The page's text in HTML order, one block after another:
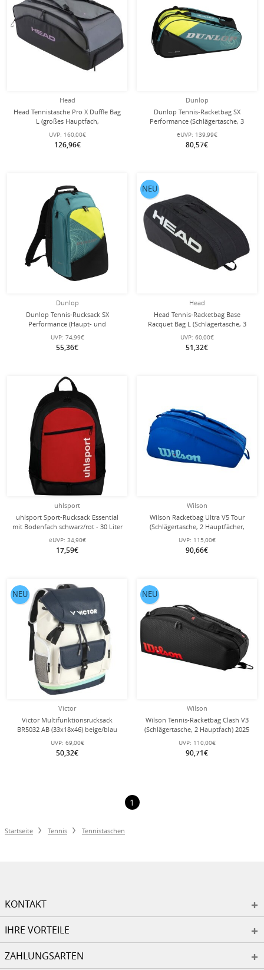
Head
Head Tennistasche Pro X Duffle Bag
L (großes Hauptfach,
Schläger+Schuhfach) 2025
schwarz/dunkelgrau
UVP: 160,00€
126,96€
Dunlop
Dunlop Tennis-Racketbag SX
Performance (Schlägertasche, 3
Hauptfächer, Thermofach) 2025
blaugrün/gelb 12er
eUVP: 139,99€
80,57€
Dunlop
Dunlop Tennis-Rucksack SX
Performance (Haupt- und
Schlägerfach) 2025 blaugrün/gelb
UVP: 74,99€
55,36€
Head
Head Tennis-Racketbag Base
Racquet Bag L (Schlägertasche, 3
Hauptfächer) 2025 schwarz 9er
UVP: 60,00€
51,32€
NEU
uhlsport
uhlsport Sport-Rucksack Essential
mit Bodenfach schwarz/rot - 30 Liter
eUVP: 34,90€
17,59€
Wilson
Wilson Racketbag Ultra V5 Tour
(Schlägertasche, 2 Hauptfächer,
Schuhfach) 2025 elektrikblau 12er
UVP: 115,00€
90,66€
Victor
Victor Multifunktionsrucksack
BR5032 AB (33x18x46) beige/blau
UVP: 69,00€
50,32€
NEU
Wilson
Wilson Tennis-Racketbag Clash V3
(Schlägertasche, 2 Hauptfach) 2025
schwarz 6er
UVP: 110,00€
90,71€
NEU
1
Startseite Tennis Tennistaschen
KONTAKT
IHRE VORTEILE
ZAHLUNGSARTEN